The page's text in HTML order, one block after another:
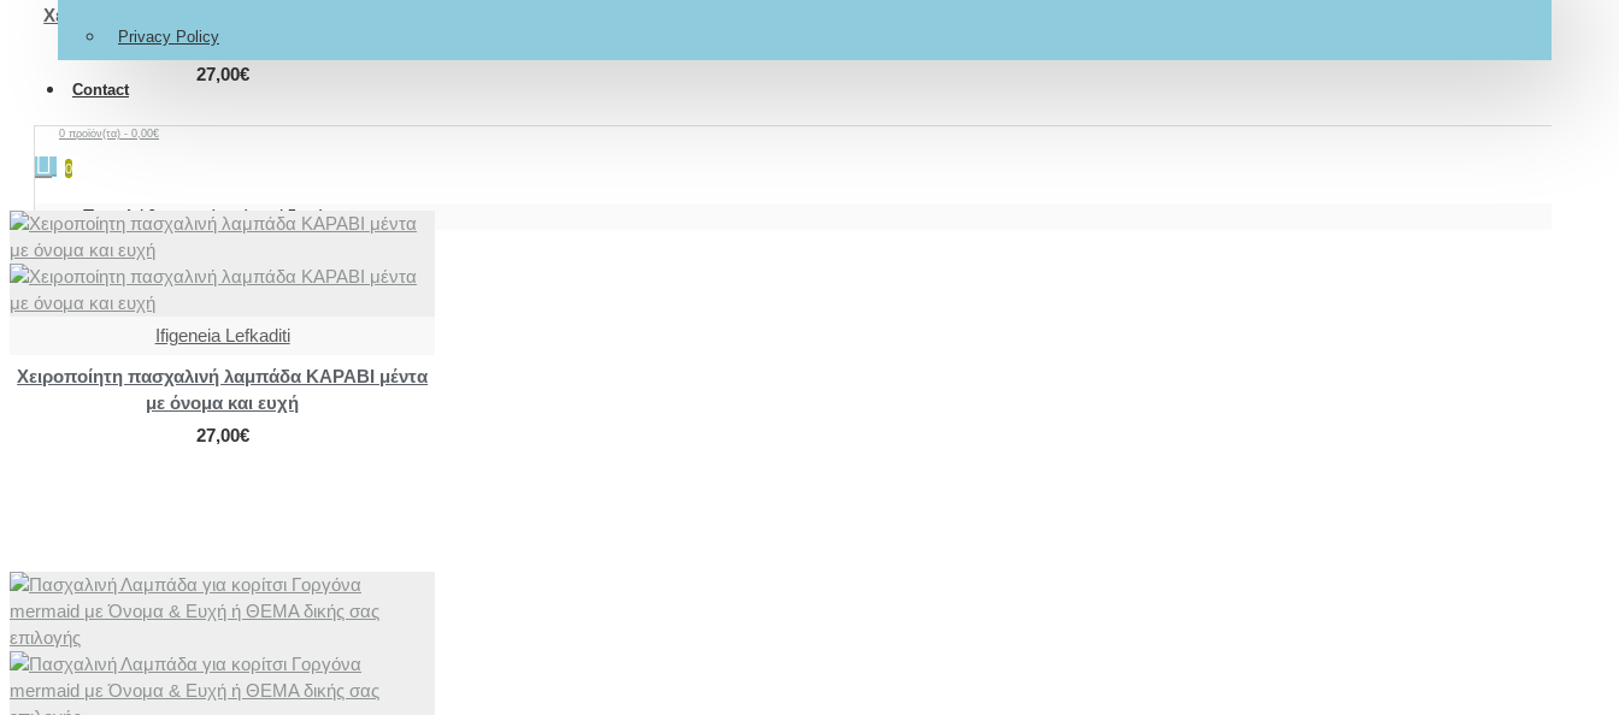
Privacy Policy
Contact
0 προϊόν(τα) - 0,00€
0
Το καλάθι αγορών είναι άδειο!
Χειροποίητη πασχαλινή λαμπάδα ΚΑΡΑΒΙ
κόκκινο με όνομα και ευχή
27,00€
Ifigeneia Lefkaditi
Χειροποίητη πασχαλινή λαμπάδα ΚΑΡΑΒΙ μέντα
με όνομα και ευχή
27,00€